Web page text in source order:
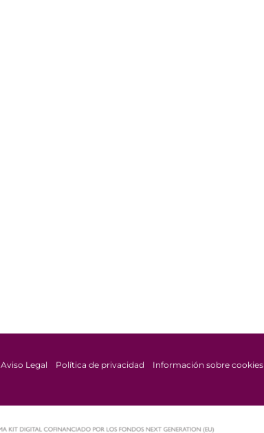
Aviso Legal Política de privacidad Información sobre cookies